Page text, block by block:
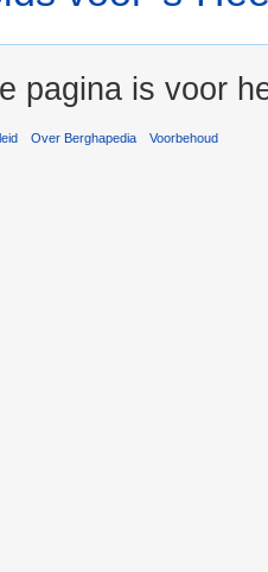
pagina is voor
Over Berghapedia Voorbehoud